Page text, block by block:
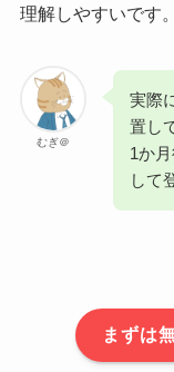
理解しやすいです。
むぎ＠
実際
置し
1か
して
まずは